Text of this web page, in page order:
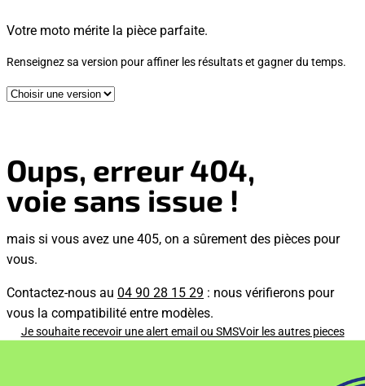
Votre moto mérite la pièce parfaite.
Renseignez sa version pour affiner les résultats et gagner du temps.
Oups, erreur 404,
voie sans issue !
mais si vous avez une 405, on a sûrement des pièces pour
vous.
Contactez-nous au 04 90 28 15 29 : nous vérifierons pour
vous la compatibilité entre modèles.
Je souhaite recevoir une alert email ou SMSVoir les autres pieces